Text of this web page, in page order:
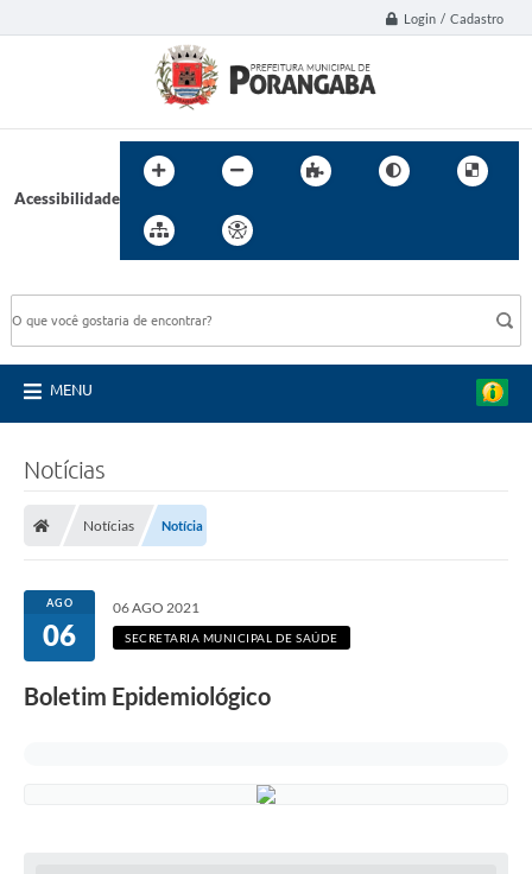
Login / Cadastro
Acessibilidade
MENU
Notícias
Notícias Notícia
AGO
06
06 AGO 2021
SECRETARIA MUNICIPAL DE SAÚDE
Boletim Epidemiológico